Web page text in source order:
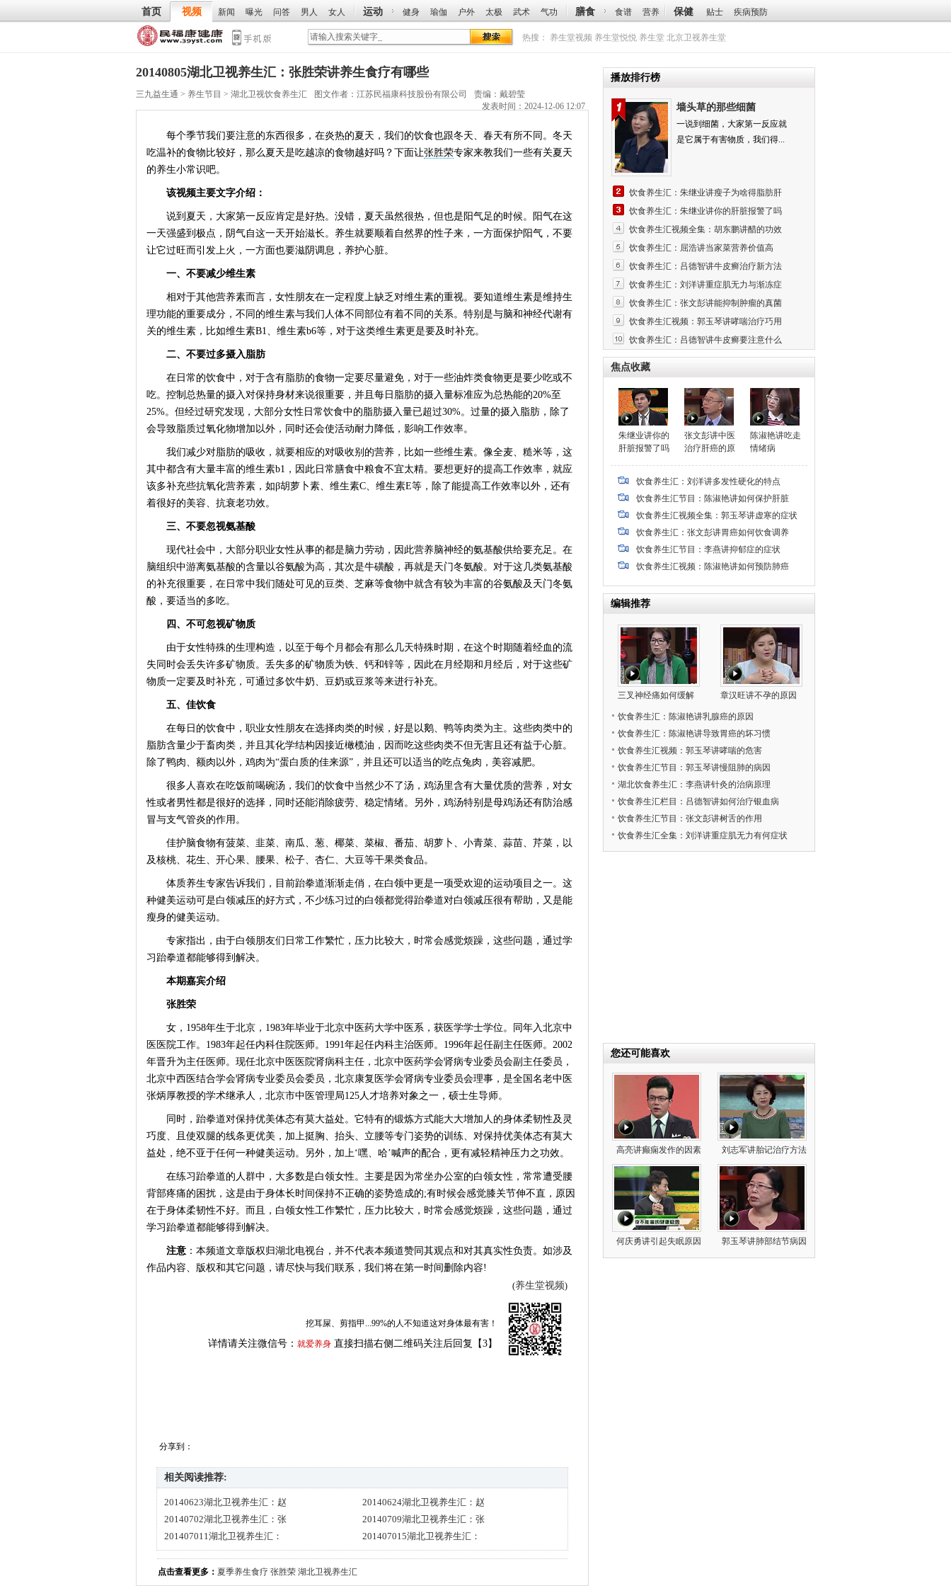
首页 视频 新闻 曝光 问答 男人 女人 运动 健身 瑜伽 户外 太极 武术 气功 膳食 食谱 营养 保健 贴士 疾病预防
热搜： 养生堂视频 养生堂悦悦 养生堂 北京卫视养生堂
20140805湖北卫视养生汇：张胜荣讲养生食疗有哪些
三九益生通 > 养生节目 > 湖北卫视饮食养生汇 图文作者： 江苏民福康科技股份有限公司
责编：戴碧莹
发表时间：2024-12-06 12:07
每个季节我们要注意的东西很多，在炎热的夏天，我们的饮食也跟冬天、春天有所不同。冬天
吃温补的食物比较好，那么夏天是吃越凉的食物越好吗？下面让张胜荣专家来教我们一些有关夏天
的养生小常识吧。
该视频主要文字介绍：
说到夏天，大家第一反应肯定是好热。没错，夏天虽然很热，但也是阳气足的时候。阳气在这
一天强盛到极点，阴气自这一天开始滋长。养生就要顺着自然界的性子来，一方面保护阳气，不要
让它过旺而引发上火，一方面也要滋阴调息，养护心脏。
一、不要减少维生素
相对于其他营养素而言，女性朋友在一定程度上缺乏对维生素的重视。要知道维生素是维持生
理功能的重要成分，不同的维生素与我们人体不同部位有着不同的关系。特别是与脑和神经代谢有
关的维生素，比如维生素B1、维生素b6等，对于这类维生素更是要及时补充。
二、不要过多摄入脂肪
在日常的饮食中，对于含有脂肪的食物一定要尽量避免，对于一些油炸类食物更是要少吃或不
吃。控制总热量的摄入对保持身材来说很重要，并且每日脂肪的摄入量标准应为总热能的20%至
25%。但经过研究发现，大部分女性日常饮食中的脂肪摄入量已超过30%。过量的摄入脂肪，除了
会导致脂质过氧化物增加以外，同时还会使活动耐力降低，影响工作效率。
我们减少对脂肪的吸收，就要相应的对吸收别的营养，比如一些维生素。像全麦、糙米等，这
其中都含有大量丰富的维生素b1，因此日常膳食中粮食不宜太精。要想更好的提高工作效率，就应
该多补充些抗氧化营养素，如β胡萝卜素、维生素C、维生素E等，除了能提高工作效率以外，还有
着很好的美容、抗衰老功效。
三、不要忽视氨基酸
现代社会中，大部分职业女性从事的都是脑力劳动，因此营养脑神经的氨基酸供给要充足。在
脑组织中游离氨基酸的含量以谷氨酸为高，其次是牛磺酸，再就是天门冬氨酸。对于这几类氨基酸
的补充很重要，在日常中我们随处可见的豆类、芝麻等食物中就含有较为丰富的谷氨酸及天门冬氨
酸，要适当的多吃。
四、不可忽视矿物质
由于女性特殊的生理构造，以至于每个月都会有那么几天特殊时期，在这个时期随着经血的流
失同时会丢失许多矿物质。丢失多的矿物质为铁、钙和锌等，因此在月经期和月经后，对于这些矿
物质一定要及时补充，可通过多饮牛奶、豆奶或豆浆等来进行补充。
五、佳饮食
在每日的饮食中，职业女性朋友在选择肉类的时候，好是以鹅、鸭等肉类为主。这些肉类中的
脂肪含量少于畜肉类，并且其化学结构因接近橄榄油，因而吃这些肉类不但无害且还有益于心脏。
除了鸭肉、额肉以外，鸡肉为“蛋白质的佳来源”，并且还可以适当的吃点兔肉，美容减肥。
很多人喜欢在吃饭前喝碗汤，我们的饮食中当然少不了汤，鸡汤里含有大量优质的营养，对女
性或者男性都是很好的选择，同时还能消除疲劳、稳定情绪。另外，鸡汤特别是母鸡汤还有防治感
冒与支气管炎的作用。
佳护脑食物有菠菜、韭菜、南瓜、葱、椰菜、菜椒、番茄、胡萝卜、小青菜、蒜苗、芹菜，以
及核桃、花生、开心果、腰果、松子、杏仁、大豆等干果类食品。
体质养生专家告诉我们，目前跆拳道渐渐走俏，在白领中更是一项受欢迎的运动项目之一。这
种健美运动可是白领减压的好方式，不少练习过的白领都觉得跆拳道对白领减压很有帮助，又是能
瘦身的健美运动。
专家指出，由于白领朋友们日常工作繁忙，压力比较大，时常会感觉烦躁，这些问题，通过学
习跆拳道都能够得到解决。
本期嘉宾介绍
张胜荣
女，1958年生于北京，1983年毕业于北京中医药大学中医系，获医学学士学位。同年入北京中
医医院工作。1983年起任内科住院医师。1991年起任内科主治医师。1996年起任副主任医师。2002
年晋升为主任医师。现任北京中医医院肾病科主任，北京中医药学会肾病专业委员会副主任委员，
北京中西医结合学会肾病专业委员会委员，北京康复医学会肾病专业委员会理事，是全国名老中医
张炳厚教授的学术继承人，北京市中医管理局125人才培养对象之一，硕士生导师。
同时，跆拳道对保持优美体态有莫大益处。它特有的锻炼方式能大大增加人的身体柔韧性及灵
巧度、且使双腿的线条更优美，加上挺胸、抬头、立腰等专门姿势的训练、对保持优美体态有莫大
益处，绝不亚于任何一种健美运动。另外，加上‘嘿、哈’喊声的配合，更有减轻精神压力之功效。
在练习跆拳道的人群中，大多数是白领女性。主要是因为常坐办公室的白领女性，常常遭受腰
背部疼痛的困扰，这是由于身体长时间保持不正确的姿势造成的;有时候会感觉膝关节伸不直，原因
在于身体柔韧性不好。而且，白领女性工作繁忙，压力比较大，时常会感觉烦躁，这些问题，通过
学习跆拳道都能够得到解决。
注意 ：本频道文章版权归湖北电视台，并不代表本频道赞同其观点和对其真实性负责。如涉及
作品内容、版权和其它问题，请尽快与我们联系，我们将在第一时间删除内容!
(养生堂视频)
挖耳屎、剪指甲...99%的人不知道这对身体最有害！
详情请关注微信号： 就爱养身 直接扫描右侧二维码关注后回复【3】
分享到：
相关阅读推荐:
20140623湖北卫视养生汇：赵
20140624湖北卫视养生汇：赵
20140702湖北卫视养生汇：张
20140709湖北卫视养生汇：张
201407011湖北卫视养生汇：
201407015湖北卫视养生汇：
点击查看更多： 夏季养生食疗 张胜荣 湖北卫视养生汇
播放排行榜
墙头草的那些细菌
一说到细菌，大家第一反应就
是它属于有害物质，我们得...
饮食养生汇：朱继业讲瘦子为啥得脂肪肝
饮食养生汇：朱继业讲你的肝脏报警了吗
饮食养生汇视频全集：胡东鹏讲醋的功效
饮食养生汇：屈浩讲当家菜营养价值高
饮食养生汇：吕德智讲牛皮癣治疗新方法
饮食养生汇：刘洋讲重症肌无力与渐冻症
饮食养生汇：张文彭讲能抑制肿瘤的真菌
饮食养生汇视频：郭玉琴讲哮喘治疗巧用
药
饮食养生汇：吕德智讲牛皮癣要注意什么
焦点收藏
朱继业讲你的
肝脏报警了吗
张文彭讲中医
治疗肝癌的原
陈淑艳讲吃走
情绪病
饮食养生汇：刘洋讲多发性硬化的特点
饮食养生汇节目：陈淑艳讲如何保护肝脏
饮食养生汇视频全集：郭玉琴讲虚寒的症状
饮食养生汇：张文彭讲胃癌如何饮食调养
饮食养生汇节目：李燕讲抑郁症的症状
饮食养生汇视频：陈淑艳讲如何预防肺癌
编辑推荐
三叉神经痛如何缓解 章汉旺讲不孕的原因
饮食养生汇：陈淑艳讲乳腺癌的原因
饮食养生汇：陈淑艳讲导致胃癌的坏习惯
饮食养生汇视频：郭玉琴讲哮喘的危害
饮食养生汇节目：郭玉琴讲慢阻肺的病因
湖北饮食养生汇：李燕讲针灸的治病原理
饮食养生汇栏目：吕德智讲如何治疗银血病
饮食养生汇节目：张文彭讲树舌的作用
饮食养生汇全集：刘洋讲重症肌无力有何症状
您还可能喜欢
高亮讲癫痫发作的因素 刘志军讲胎记治疗方法
何庆勇讲引起失眠原因 郭玉琴讲肺部结节病因